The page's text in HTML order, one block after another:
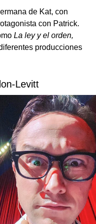
de Kat, con
con Patrick.
La ley y el orden,
producciones
Levitt